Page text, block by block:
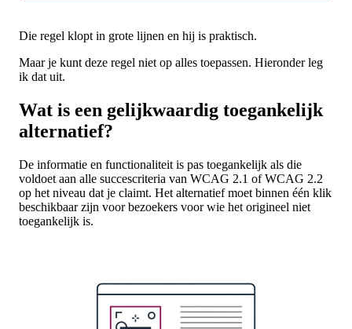
Die regel klopt in grote lijnen en hij is praktisch.
Maar je kunt deze regel niet op alles toepassen. Hieronder leg
ik dat uit.
Wat is een gelijkwaardig toegankelijk
alternatief?
De informatie en functionaliteit is pas toegankelijk als die
voldoet aan alle succescriteria van WCAG 2.1 of WCAG 2.2
op het niveau dat je claimt. Het alternatief moet binnen één klik
beschikbaar zijn voor bezoekers voor wie het origineel niet
toegankelijk is.